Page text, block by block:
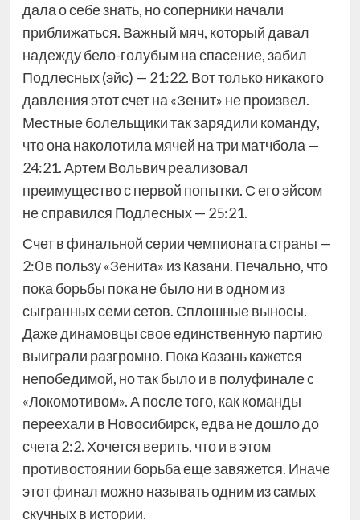
дала о себе знать, но соперники начали
приближаться. Важный мяч, который давал
надежду бело-голубым на спасение, забил
Подлесных (эйс) — 21:22. Вот только никакого
давления этот счет на «Зенит» не произвел.
Местные болельщики так зарядили команду,
что она наколотила мячей на три матчбола —
24:21. Артем Вольвич реализовал
преимущество с первой попытки. С его эйсом
не справился Подлесных — 25:21.
Счет в финальной серии чемпионата страны —
2:0 в пользу «Зенита» из Казани. Печально, что
пока борьбы пока не было ни в одном из
сыгранных семи сетов. Сплошные выносы.
Даже динамовцы свое единственную партию
выиграли разгромно. Пока Казань кажется
непобедимой, но так было и в полуфинале с
«Локомотивом». А после того, как команды
переехали в Новосибирск, едва не дошло до
счета 2:2. Хочется верить, что и в этом
противостоянии борьба еще завяжется. Иначе
этот финал можно называть одним из самых
скучных в истории.